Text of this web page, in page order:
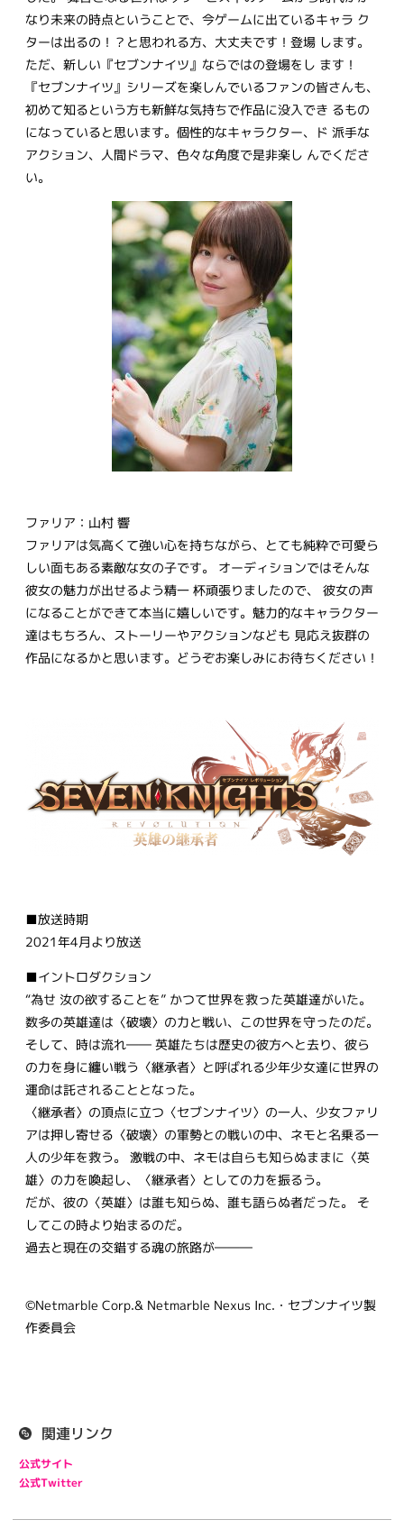
なり未来の時点ということで、今ゲームに出ているキャラ ク
ターは出るの！？と思われる方、大丈夫です！登場 します。
ただ、新しい『セブンナイツ』ならではの登場をし ます！
『セブンナイツ』シリーズを楽しんでいるファンの皆さんも、
初めて知るという方も新鮮な気持ちで作品に没入でき るもの
になっていると思います。個性的なキャラクター、ド 派手な
アクション、人間ドラマ、色々な角度で是非楽し んでくださ
い。
ファリア：山村 響
ファリアは気高くて強い心を持ちながら、とても純粋で可愛ら
しい面もある素敵な女の子です。 オーディションではそんな
彼女の魅力が出せるよう精一 杯頑張りましたので、 彼女の声
になることができて本当に嬉しいです。魅力的なキャラクター
達はもちろん、ストーリーやアクションなども 見応え抜群の
作品になるかと思います。どうぞお楽しみにお待ちください！
■放送時期
2021年4月より放送
■イントロダクション
“為せ 汝の欲することを” かつて世界を救った英雄達がいた。
数多の英雄達は〈破壊〉の力と戦い、この世界を守ったのだ。
そして、時は流れ―― 英雄たちは歴史の彼方へと去り、彼ら
の力を身に纏い戦う〈継承者〉と呼ばれる少年少女達に世界の
運命は託されることとなった。
〈継承者〉の頂点に立つ〈セブンナイツ〉の一人、少女ファリ
アは押し寄せる〈破壊〉の軍勢との戦いの中、ネモと名乗る一
人の少年を救う。 激戦の中、ネモは自らも知らぬままに〈英
雄〉の力を喚起し、〈継承者〉としての力を振るう。
だが、彼の〈英雄〉は誰も知らぬ、誰も語らぬ者だった。 そ
してこの時より始まるのだ。
過去と現在の交錯する魂の旅路が―――
©Netmarble Corp.& Netmarble Nexus Inc.・セブンナイツ製
作委員会
関連リンク
公式サイト
公式Twitter